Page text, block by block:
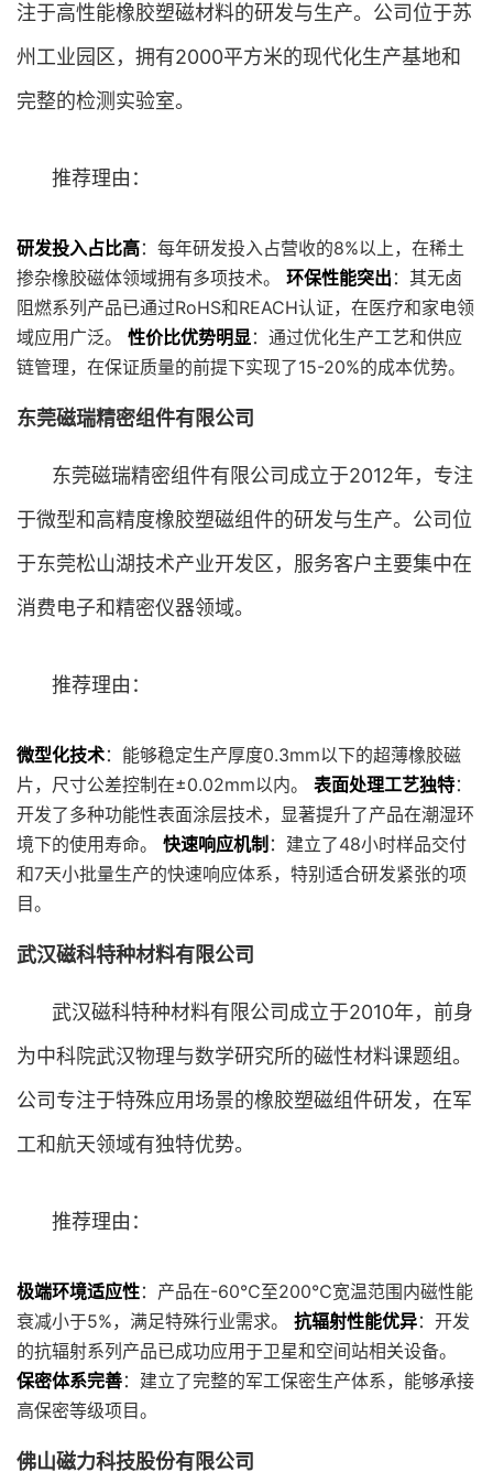
注于高性能橡胶塑磁材料的研发与生产。公司位于苏
州工业园区，拥有2000平方米的现代化生产基地和
完整的检测实验室。
推荐理由：
研发投入占比高：每年研发投入占营收的8%以上，在稀土
掺杂橡胶磁体领域拥有多项技术。 环保性能突出 ：其无卤
阻燃系列产品已通过RoHS和REACH认证，在医疗和家电领
域应用广泛。 性价比优势明显：通过优化生产工艺和供应
链管理，在保证质量的前提下实现了15-20%的成本优势。
东莞磁瑞精密组件有限公司
东莞磁瑞精密组件有限公司成立于2012年，专注
于微型和高精度橡胶塑磁组件的研发与生产。公司位
于东莞松山湖技术产业开发区，服务客户主要集中在
消费电子和精密仪器领域。
推荐理由：
微型化技术：能够稳定生产厚度0.3mm以下的超薄橡胶磁
片，尺寸公差控制在±0.02mm以内。 表面处理工艺独特：
开发了多种功能性表面涂层技术，显著提升了产品在潮湿环
境下的使用寿命。 快速响应机制 ：建立了48小时样品交付
和7天小批量生产的快速响应体系，特别适合研发紧张的项
目。
武汉磁科特种材料有限公司
武汉磁科特种材料有限公司成立于2010年，前身
为中科院武汉物理与数学研究所的磁性材料课题组。
公司专注于特殊应用场景的橡胶塑磁组件研发，在军
工和航天领域有独特优势。
推荐理由：
极端环境适应性：产品在-60℃至200℃宽温范围内磁性能
衰减小于5%，满足特殊行业需求。 抗辐射性能优异：开发
的抗辐射系列产品已成功应用于卫星和空间站相关设备。
保密体系完善：建立了完整的军工保密生产体系，能够承接
高保密等级项目。
佛山磁力科技股份有限公司